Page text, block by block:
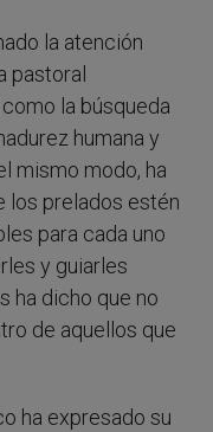
la atención
pastoral
la búsqueda
humana y
mismo modo, ha
los prelados estén
para cada uno
y guiarles
ha dicho que no
de aquellos que
ha expresado su